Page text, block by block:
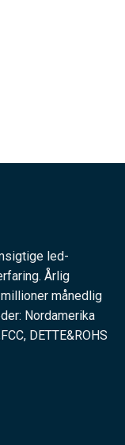
led-
Årlig
månedlig
Nordamerika
DETTE&ROHS